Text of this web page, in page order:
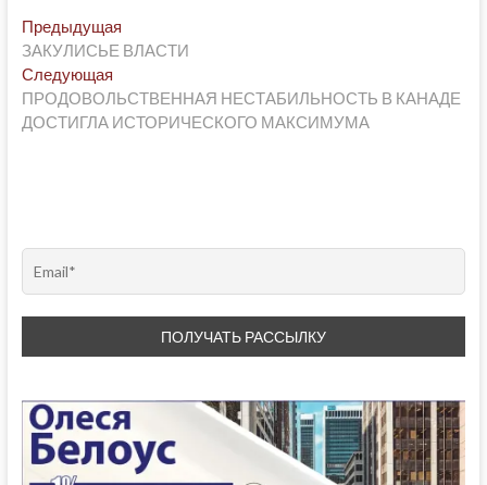
Post
navigation
ПредыдущаяПредыдущая
post:
ЗАКУЛИСЬЕ ВЛАСТИ
СледующаяСледующая
post:
ПРОДОВОЛЬСТВЕННАЯ НЕСТАБИЛЬНОСТЬ В КАНАДЕ
ДОСТИГЛА ИСТОРИЧЕСКОГО МАКСИМУМА